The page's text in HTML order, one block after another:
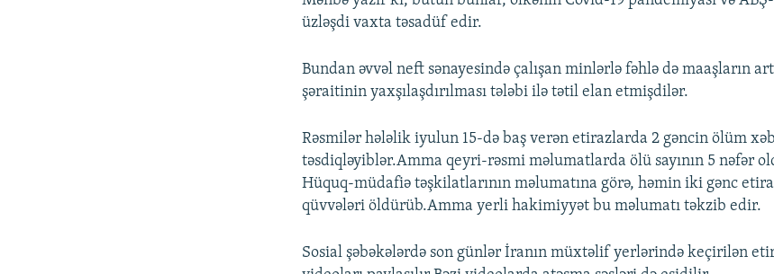
üzləşdi vaxta təsadüf edir.
Bundan əvvəl neft sənayesində çalışan minlərlə fəhlə də maaşların
şəraitinin yaxşılaşdırılması tələbi ilə tətil elan etmişdilər.
Rəsmilər hələlik iyulun 15-də baş verən etirazlarda 2 gəncin ölüm
təsdiqləyiblər.Amma qeyri-rəsmi məlumatlarda ölü sayının 5 nəfər
Hüquq-müdafiə təşkilatlarının məlumatına görə, həmin iki gənc
qüvvələri öldürüb.Amma yerli hakimiyyət bu məlumatı təkzib edir.
Sosial şəbəkələrdə son günlər İranın müxtəlif yerlərində keçirilən